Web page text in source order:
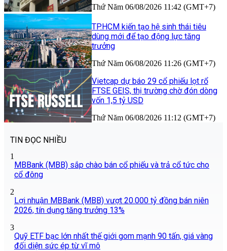
Thứ Năm 06/08/2026 11:42 (GMT+7)
TP.HCM kiến tạo hệ sinh thái tiêu
dùng mới để tạo động lực tăng
trưởng
Thứ Năm 06/08/2026 11:26 (GMT+7)
Vietcap dự báo 29 cổ phiếu lọt rổ
FTSE GEIS, thị trường chờ đón dòng
vốn 1,5 tỷ USD
Thứ Năm 06/08/2026 11:12 (GMT+7)
TIN ĐỌC NHIỀU
1
MBBank (MBB) sắp chào bán cổ phiếu và trả cổ tức cho
cổ đông
2
Lợi nhuận MBBank (MBB) vượt 20.000 tỷ đồng bán niên
2026, tín dụng tăng trưởng 13%
3
Quỹ ETF bạc lớn nhất thế giới gom mạnh 90 tấn, giá vàng
đối diện sức ép từ vĩ mô